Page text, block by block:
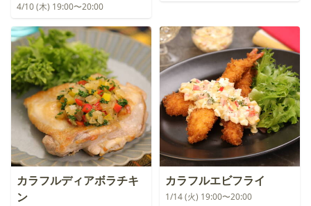
4/10 (木) 19:00〜20:00
カラフルディアボラチキ
ン
カラフルエビフライ
1/14 (火) 19:00〜20:00